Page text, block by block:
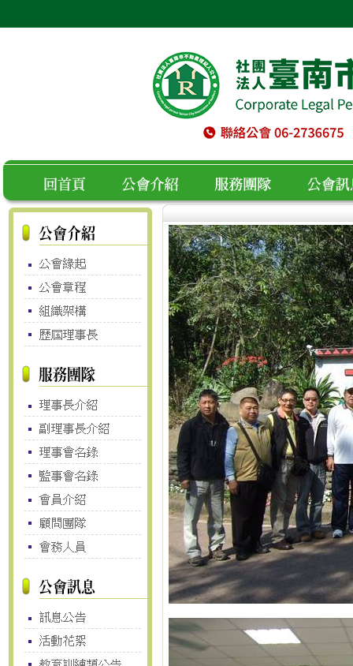
空白回首頁 公會介紹 服務團隊 公會訊息